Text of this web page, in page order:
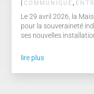
| COMMUNIQUÉ,
Le 29 avril 2026, la
pour la souveraineté
ses nouvelles
lire plus